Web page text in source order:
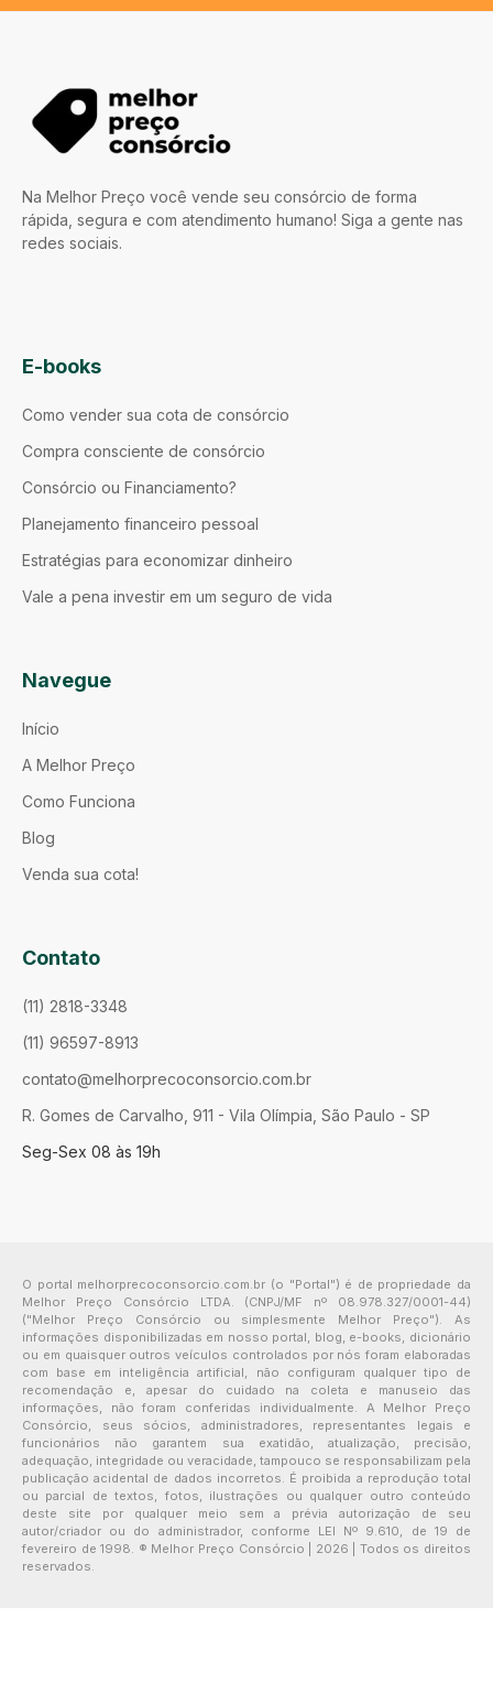
Na Melhor Preço você vende seu consórcio de forma
rápida, segura e com atendimento humano! Siga a gente nas
redes sociais.
E-books
Como vender sua cota de consórcio
Compra consciente de consórcio
Consórcio ou Financiamento?
Planejamento financeiro pessoal
Estratégias para economizar dinheiro
Vale a pena investir em um seguro de vida
Navegue
Início
A Melhor Preço
Como Funciona
Blog
Venda sua cota!
Contato
(11) 2818-3348
(11) 96597-8913
contato@melhorprecoconsorcio.com.br
R. Gomes de Carvalho, 911 - Vila Olímpia, São Paulo - SP
Seg-Sex 08 às 19h
O portal melhorprecoconsorcio.com.br (o "Portal") é de propriedade da
Melhor Preço Consórcio LTDA. (CNPJ/MF nº 08.978.327/0001-44)
("Melhor Preço Consórcio ou simplesmente Melhor Preço"). As
informações disponibilizadas em nosso portal, blog, e-books, dicionário
ou em quaisquer outros veículos controlados por nós foram elaboradas
com base em inteligência artificial, não configuram qualquer tipo de
recomendação e, apesar do cuidado na coleta e manuseio das
informações, não foram conferidas individualmente. A Melhor Preço
Consórcio, seus sócios, administradores, representantes legais e
funcionários não garantem sua exatidão, atualização, precisão,
adequação, integridade ou veracidade, tampouco se responsabilizam pela
publicação acidental de dados incorretos. É proibida a reprodução total
ou parcial de textos, fotos, ilustrações ou qualquer outro conteúdo
deste site por qualquer meio sem a prévia autorização de seu
autor/criador ou do administrador, conforme LEI Nº 9.610, de 19 de
fevereiro de 1998. ® Melhor Preço Consórcio | 2026 | Todos os direitos
reservados.